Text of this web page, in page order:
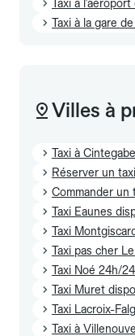
Taxi à l'aéroport
Taxi à la gare
Villes à
Taxi à
Réserver un
Commander un
Taxi Eaunes
Taxi
Taxi pas cher
Taxi Noé 24h/24
Taxi Muret
Taxi Lacroix-
Taxi à